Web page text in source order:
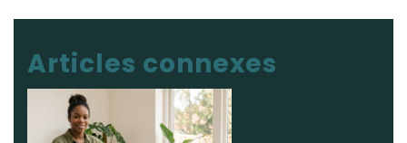
Articles connexes